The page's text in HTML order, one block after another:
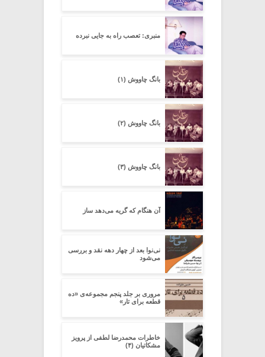
منبری: تعصب راه به جایی نبرده
بانگ چاووش (۱)
بانگ چاووش (۲)
بانگ چاووش (۳)
آن هنگام که گریه می‌دهد ساز
نی‌نوا بعد از چهار دهه نقد و بررسی
می‌شود
مروری بر جلد پنجم مجموعه‌ی «ده
قطعه برای تار»
خاطرات محمدرضا لطفی از پرویز
مشکاتیان (۴)